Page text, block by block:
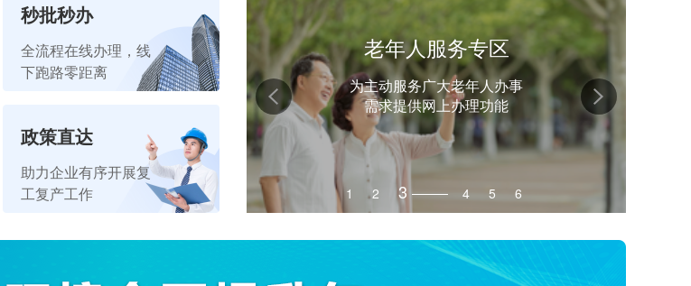
秒批秒办
全流程在线办理，线
下跑路零距离
政策直达
助力企业有序开展复
工复产工作
老年人服务专区
为主动服务广大老年人办事
需求提供网上办理功能
1 2 3 4 5 6